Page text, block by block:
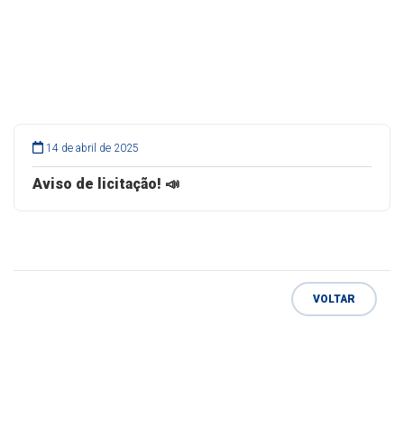
14 de abril de 2025
Aviso de licitação! 📣
VOLTAR